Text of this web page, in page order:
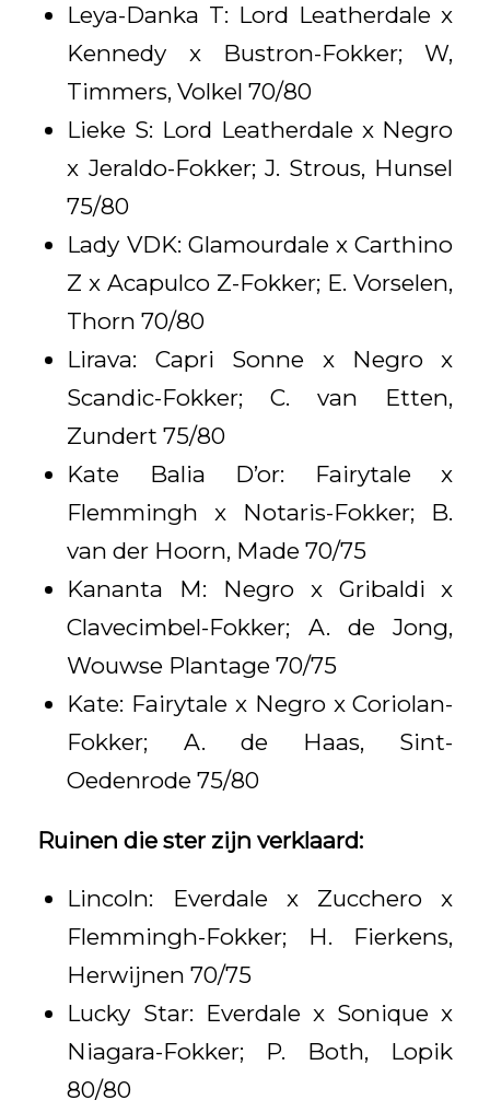
Leya-Danka T: Lord Leatherdale x
Kennedy x Bustron-Fokker; W,
Timmers, Volkel 70/80
Lieke S: Lord Leatherdale x Negro
x Jeraldo-Fokker; J. Strous, Hunsel
75/80
Lady VDK: Glamourdale x Carthino
Z x Acapulco Z-Fokker; E. Vorselen,
Thorn 70/80
Lirava: Capri Sonne x Negro x
Scandic-Fokker; C. van Etten,
Zundert 75/80
Kate Balia D’or: Fairytale x
Flemmingh x Notaris-Fokker; B.
van der Hoorn, Made 70/75
Kananta M: Negro x Gribaldi x
Clavecimbel-Fokker; A. de Jong,
Wouwse Plantage 70/75
Kate: Fairytale x Negro x Coriolan-
Fokker; A. de Haas, Sint-
Oedenrode 75/80
Ruinen die ster zijn verklaard:
Lincoln: Everdale x Zucchero x
Flemmingh-Fokker; H. Fierkens,
Herwijnen 70/75
Lucky Star: Everdale x Sonique x
Niagara-Fokker; P. Both, Lopik
80/80